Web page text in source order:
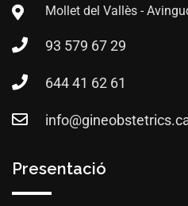
Mollet del Vallès -
93 579 67 29
644 41 62 61
Presentació